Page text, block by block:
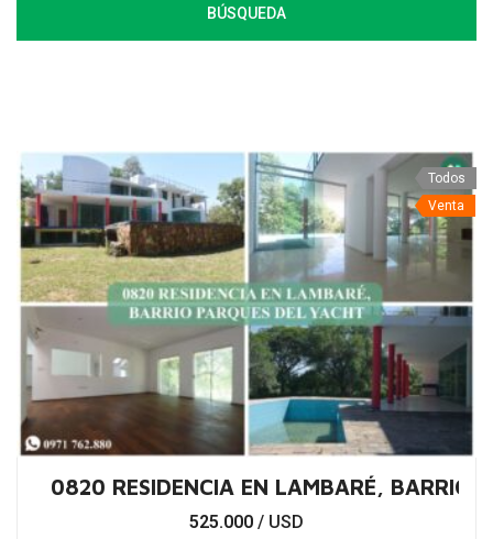
BÚSQUEDA
Todos
Venta
0820 RESIDENCIA EN LAMBARÉ, BARRIO
525.000 / USD